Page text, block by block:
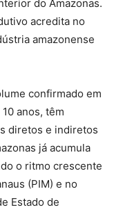
do Amazonas.
acredita no
amazonense
confirmado em
anos, têm
diretos e indiretos
já acumula
o ritmo crescente
(PIM) e no
Estado de